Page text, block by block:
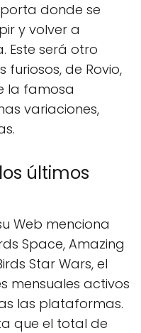
donde se
y volver a
Este será otro
furiosos, de Rovio,
la famosa
variaciones,
últimos
Web menciona
Space, Amazing
Star Wars, el
mensuales activos
las plataformas.
que el total de